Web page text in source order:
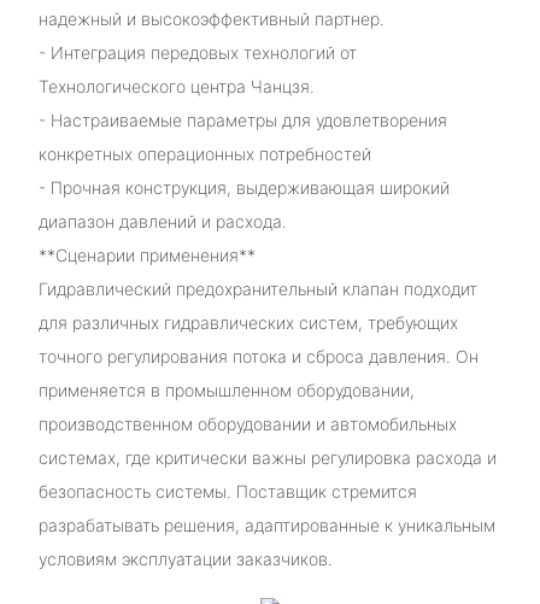
надежный и высокоэффективный партнер.
- Интеграция передовых технологий от
Технологического центра Чанцзя.
- Настраиваемые параметры для удовлетворения
конкретных операционных потребностей
- Прочная конструкция, выдерживающая широкий
диапазон давлений и расхода.
**Сценарии применения**
Гидравлический предохранительный клапан подходит
для различных гидравлических систем, требующих
точного регулирования потока и сброса давления. Он
применяется в промышленном оборудовании,
производственном оборудовании и автомобильных
системах, где критически важны регулировка расхода и
безопасность системы. Поставщик стремится
разрабатывать решения, адаптированные к уникальным
условиям эксплуатации заказчиков.